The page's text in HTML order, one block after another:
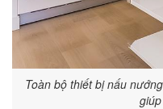
Toàn bộ thiết bị nấu